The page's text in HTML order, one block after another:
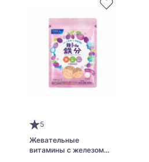
5
Жевательные
витамины с железом